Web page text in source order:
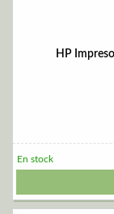
HP
En stock